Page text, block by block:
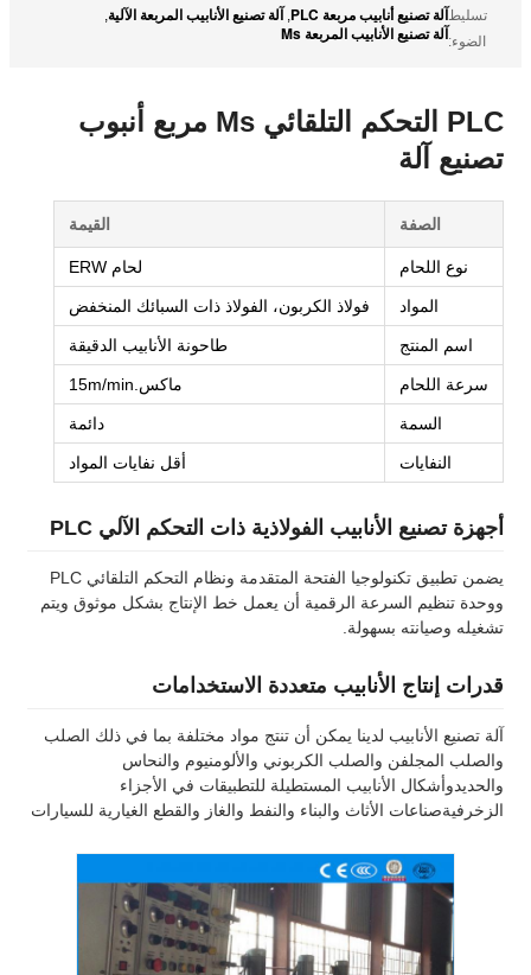
تسليط
الضوء:
آلة تصنيع أنابيب مربعة PLC , آلة تصنيع الأنابيب المربعة الآلية,
آلة تصنيع الأنابيب المربعة Ms
PLC التحكم التلقائي Ms مربع أنبوب
تصنيع آلة
الصفة القيمة
نوع اللحام لحام ERW
المواد فولاذ الكربون، الفولاذ ذات السبائك المنخفض
اسم المنتج طاحونة الأنابيب الدقيقة
سرعة اللحام ماكس.15m/min
السمة دائمة
النفايات أقل نفايات المواد
أجهزة تصنيع الأنابيب الفولاذية ذات التحكم الآلي PLC
يضمن تطبيق تكنولوجيا الفتحة المتقدمة ونظام التحكم التلقائي PLC
ووحدة تنظيم السرعة الرقمية أن يعمل خط الإنتاج بشكل موثوق ويتم
تشغيله وصيانته بسهولة.
قدرات إنتاج الأنابيب متعددة الاستخدامات
آلة تصنيع الأنابيب لدينا يمكن أن تنتج مواد مختلفة بما في ذلك الصلب
والصلب المجلفن والصلب الكربوني والألومنيوم والنحاس
والحديدوأشكال الأنابيب المستطيلة للتطبيقات في الأجزاء
الزخرفيةصناعات الأثاث والبناء والنفط والغاز والقطع الغيارية للسيارات